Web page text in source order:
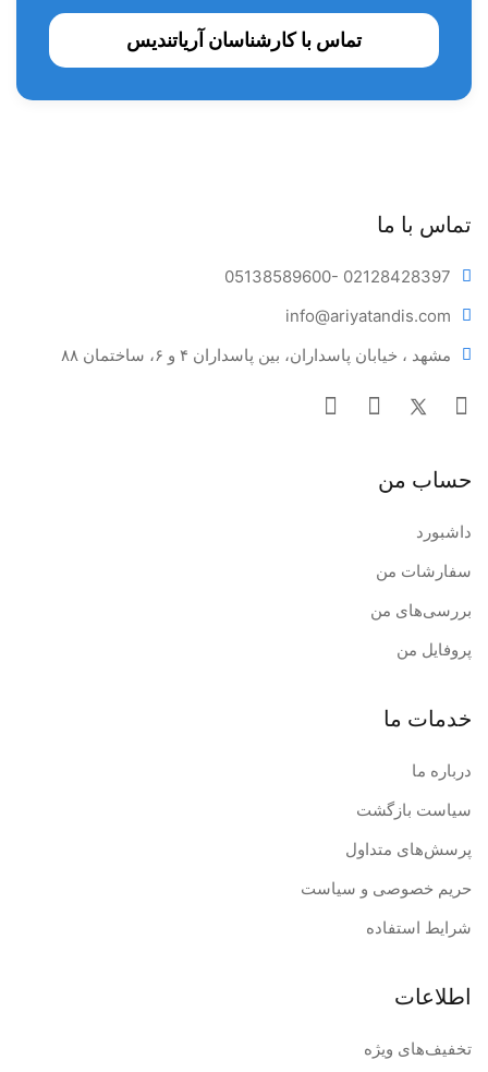
تماس با کارشناسان آریاتندیس
تماس با ما
05138589600- 02128428397
info@ariyatandis.com
مشهد ، خیابان پاسداران، بین پاسداران ۴ و ۶، ساختمان ۸۸
حساب من
داشبورد
سفارشات من
بررسی‌های من
پروفایل من
خدمات ما
درباره ما
سیاست بازگشت
پرسش‌های متداول
حریم خصوصی و سیاست
شرایط استفاده
اطلاعات
تخفیف‌های ویژه